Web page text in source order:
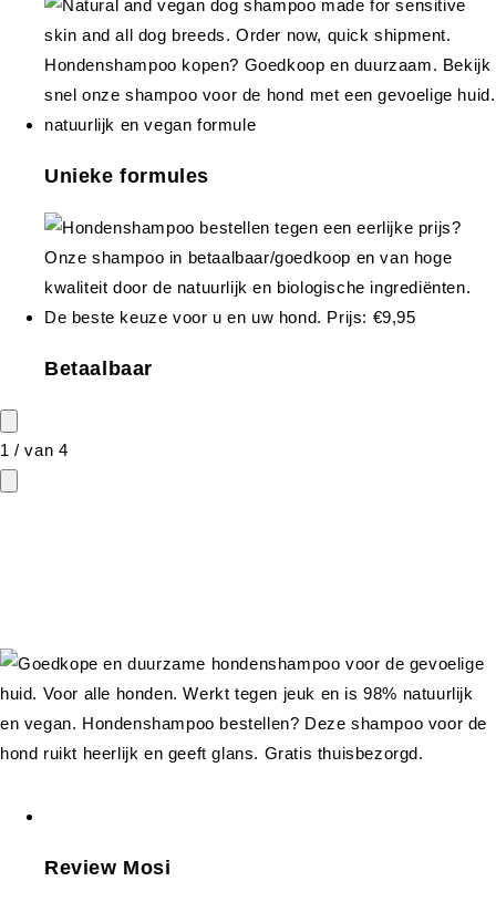
Unieke formules
Betaalbaar
1 /van 4
Review Mosi